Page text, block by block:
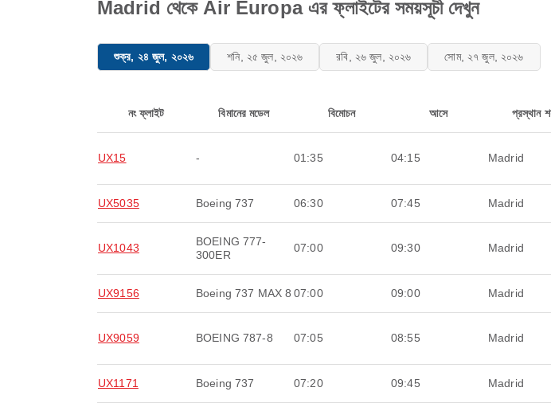
Madrid থেকে Air Europa এর ফ্লাইটের সময়সূচী দেখুন
শুক্র, ২৪ জুল, ২০২৬ শনি, ২৫ জুল, ২০২৬ রবি, ২৬ জুল, ২০২৬ সোম, ২৭ জুল, ২০২৬
নং ফ্লাইট বিমানের মডেল বিমোচন আসে প্রস্থান
UX15 - 01:35 04:15 Madrid
UX5035 Boeing 737 06:30 07:45 Madrid
UX1043
BOEING 777-
300ER
07:00 09:30 Madrid
UX9156 Boeing 737 MAX 8 07:00 09:00 Madrid
UX9059 BOEING 787-8 07:05 08:55 Madrid
UX1171 Boeing 737 07:20 09:45 Madrid